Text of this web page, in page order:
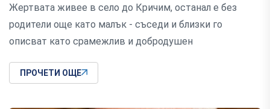
Жертвата живее в село до Кричим, останал е без
родители още като малък - съседи и близки го
описват като срамежлив и добродушен
ПРОЧЕТИ ОЩЕ